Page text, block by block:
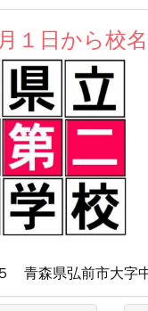
１日から校
青森県弘前市大